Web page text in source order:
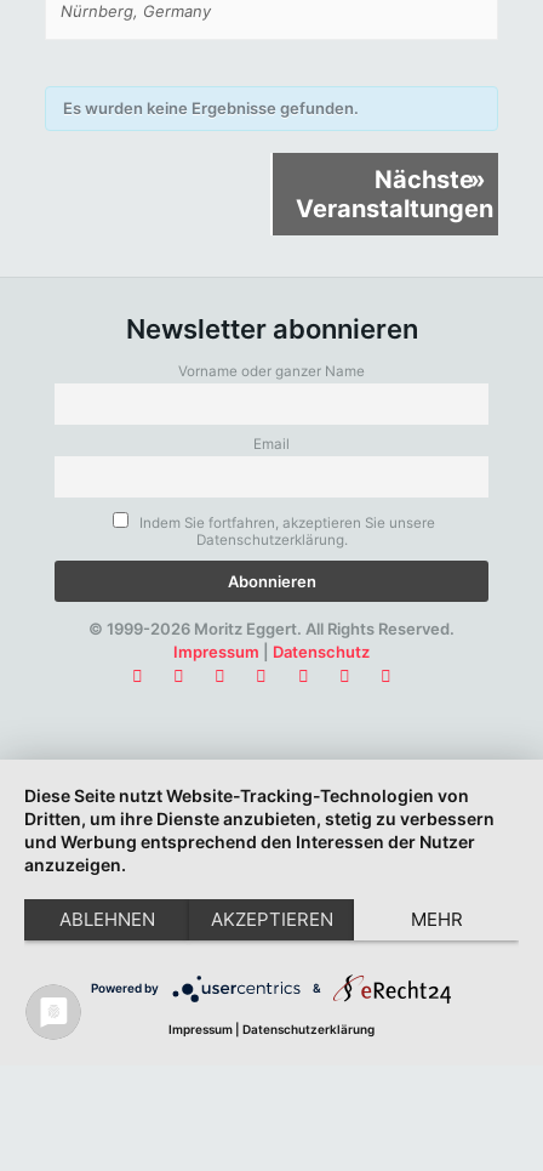
Nürnberg, Germany
Es wurden keine Ergebnisse gefunden.
Nächste
Veranstaltungen
»
Newsletter abonnieren
Vorname oder ganzer Name
Email
Indem Sie fortfahren, akzeptieren Sie unsere
Datenschutzerklärung.
© 1999-2026 Moritz Eggert. All Rights Reserved.
Impressum
Datenschutz
Diese Seite nutzt Website-Tracking-Technologien von
Dritten, um ihre Dienste anzubieten, stetig zu verbessern
und Werbung entsprechend den Interessen der Nutzer
anzuzeigen.
ABLEHNEN AKZEPTIEREN MEHR
Powered by &
Impressum Datenschutzerklärung